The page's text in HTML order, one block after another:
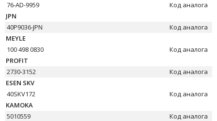
76-AD-9959
Код аналога
JPN
40P9036-JPN
Код аналога
MEYLE
100 498 0830
Код аналога
PROFIT
2730-3152
Код аналога
ESEN SKV
40SKV172
Код аналога
KAMOKA
5010559
Код аналога